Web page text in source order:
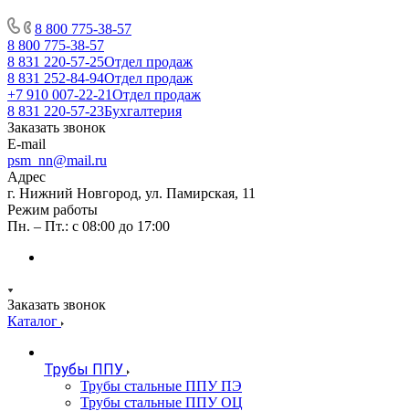
8 800 775-38-57
8 800 775-38-57
8 831 220-57-25Отдел продаж
8 831 252-84-94Отдел продаж
+7 910 007-22-21Отдел продаж
8 831 220-57-23Бухгалтерия
Заказать звонок
E-mail
psm_nn@mail.ru
Адрес
г. Нижний Новгород, ул. Памирская, 11
Режим работы
Пн. – Пт.: с 08:00 до 17:00
Заказать звонок
Каталог
Трубы ППУ
Трубы стальные ППУ ПЭ
Трубы стальные ППУ ОЦ